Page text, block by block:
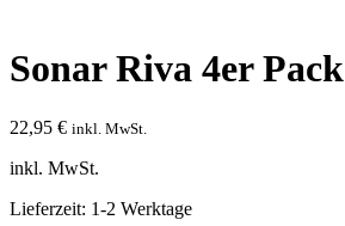
Sonar Riva 4er Pack
22,95 € inkl. MwSt.
inkl. MwSt.
Lieferzeit: 1-2 Werktage